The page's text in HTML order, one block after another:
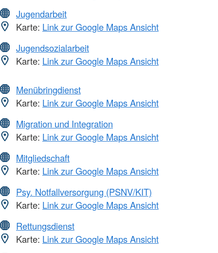
Jugendarbeit
Karte: Link zur Google Maps Ansicht
Jugendsozialarbeit
Karte: Link zur Google Maps Ansicht
Menübringdienst
Karte: Link zur Google Maps Ansicht
Migration und Integration
Karte: Link zur Google Maps Ansicht
Mitgliedschaft
Karte: Link zur Google Maps Ansicht
Psy. Notfallversorgung (PSNV/KIT)
Karte: Link zur Google Maps Ansicht
Rettungsdienst
Karte: Link zur Google Maps Ansicht